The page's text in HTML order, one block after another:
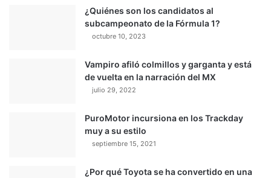
¿Quiénes son los candidatos al
subcampeonato de la Fórmula 1?
octubre 10, 2023
Vampiro afiló colmillos y garganta y está
de vuelta en la narración del MX
julio 29, 2022
PuroMotor incursiona en los Trackday
muy a su estilo
septiembre 15, 2021
¿Por qué Toyota se ha convertido en una